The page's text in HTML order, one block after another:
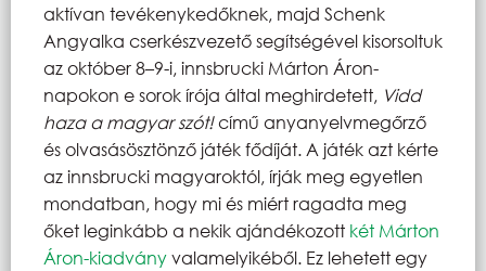
aktívan tevékenykedőknek, majd Schenk
Angyalka cserkészvezető segítségével kisorsoltuk
az október 8–9-i, innsbrucki Márton Áron-
napokon e sorok írója által meghirdetett, Vidd
haza a magyar szót!című anyanyelvmegőrző
és olvasásösztönző játék fődíját. A játék azt kérte
az innsbrucki magyaroktól, írják meg egyetlen
mondatban, hogy mi és miért ragadta meg
őket leginkább a nekik ajándékozott két Márton
Áron-kiadványvalamelyikéből. Ez lehetett egy